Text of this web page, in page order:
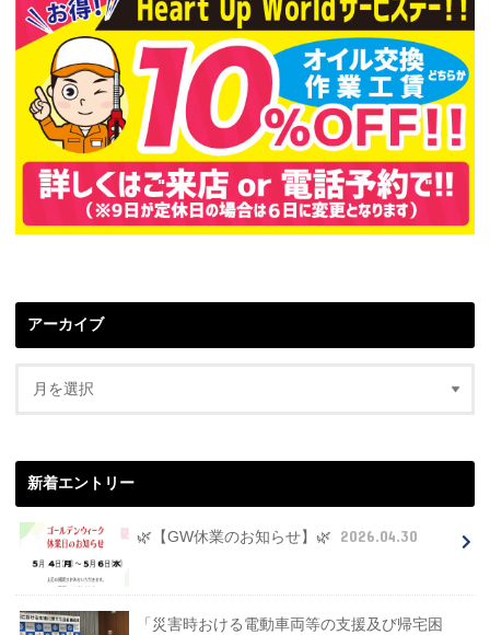
アーカイブ
新着エントリー
🌿【GW休業のお知らせ】🌿 2026.04.30
「災害時おける電動車両等の支援及び帰宅困